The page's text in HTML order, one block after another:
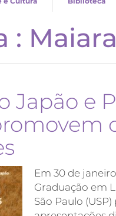
:
Japão e
Em 30 de
Graduação em
São Paulo